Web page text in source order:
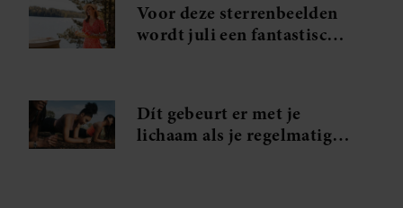
Voor deze sterrenbeelden
wordt juli een fantastische
Dít gebeurt er met je
lichaam als je regelmatig